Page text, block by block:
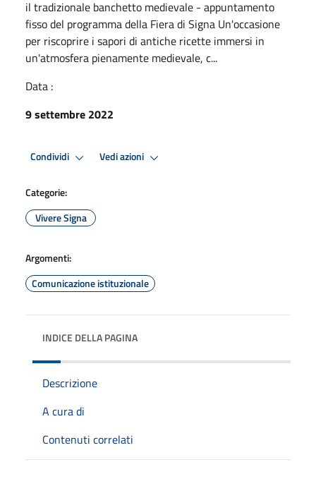
il tradizionale banchetto medievale - appuntamento
fisso del programma della Fiera di Signa Un'occasione
per riscoprire i sapori di antiche ricette immersi in
un'atmosfera pienamente medievale, c...
Data :
9 settembre 2022
Condividi Vedi azioni
Categorie:
Vivere Signa
Argomenti:
Comunicazione istituzionale
INDICE DELLA PAGINA
Descrizione
A cura di
Contenuti correlati